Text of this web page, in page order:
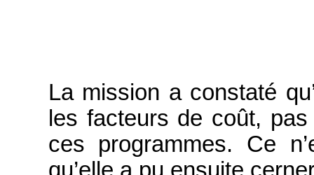
La mission a constaté
les facteurs de coût,
ces programmes. Ce
qu’elle a pu ensuite